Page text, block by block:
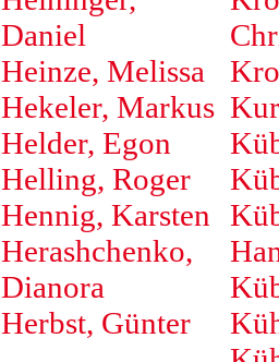
Daniel
Heinze, Melissa
Hekeler, Markus
Helder, Egon
Helling, Roger
Hennig, Karsten
Herashchenko,
Dianora
Herbst, Günter